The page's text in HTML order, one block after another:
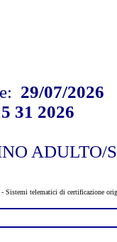
29/07/2026
31 2026
ADULTO/
- Sistemi telematici di certificazione